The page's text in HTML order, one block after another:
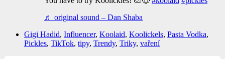
♬ original sound – Dan Shaba
Gigi Hadid, Influencer, Koolaid, Koolickels, Pasta Vodka,
Pickles, TikTok, tipy, Trendy, Triky, vaření